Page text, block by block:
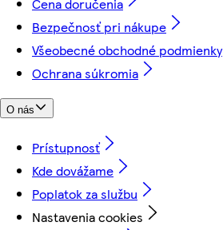
Bezpečnosť pri nákupe
Všeobecné obchodné podmienky
Ochrana súkromia
O nás
Prístupnosť
Kde dovážame
Poplatok za službu
Nastavenia cookies